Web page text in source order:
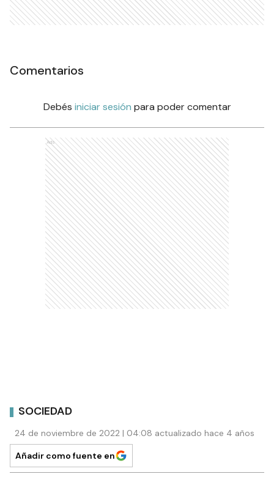
Comentarios
Debés iniciar sesión para poder comentar
Ads
SOCIEDAD
24 de noviembre de 2022 | 04:08 actualizado hace 4 años
Añadir como fuente en